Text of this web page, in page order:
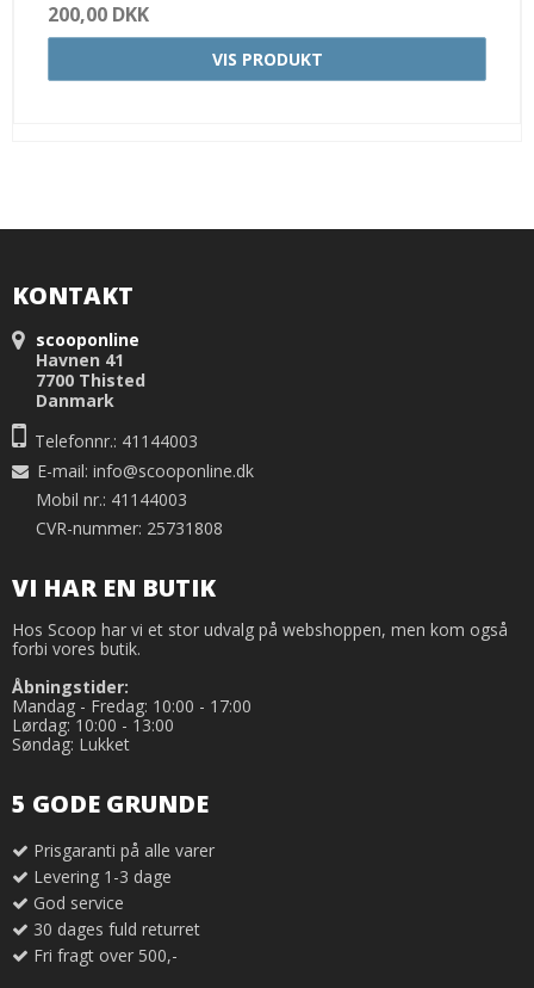
200,00 DKK
VIS PRODUKT
KONTAKT
scooponline
Havnen 41
7700 Thisted
Danmark
Telefonnr.: 41144003
E-mail: info@scooponline.dk
Mobil nr.: 41144003
CVR-nummer: 25731808
VI HAR EN BUTIK
Hos Scoop har vi et stor udvalg på webshoppen, men kom også
forbi vores butik.
Åbningstider:
Mandag - Fredag: 10:00 - 17:00
Lørdag: 10:00 - 13:00
Søndag: Lukket
5 GODE GRUNDE
Prisgaranti på alle varer
Levering 1-3 dage
God service
30 dages fuld returret
Fri fragt over 500,-